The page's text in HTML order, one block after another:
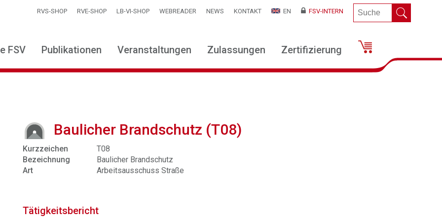
RVS-SHOP RVE-SHOP LB-VI-SHOP WEBREADER NEWS KONTAKT EN FSV-INTERN
FSV Publikationen Veranstaltungen Zulassungen Zertifizierung
Baulicher Brandschutz (T08)
Kurzzeichen
T08
Bezeichnung
Baulicher Brandschutz
Art
Arbeitsausschuss Straße
Tätigkeitsbericht